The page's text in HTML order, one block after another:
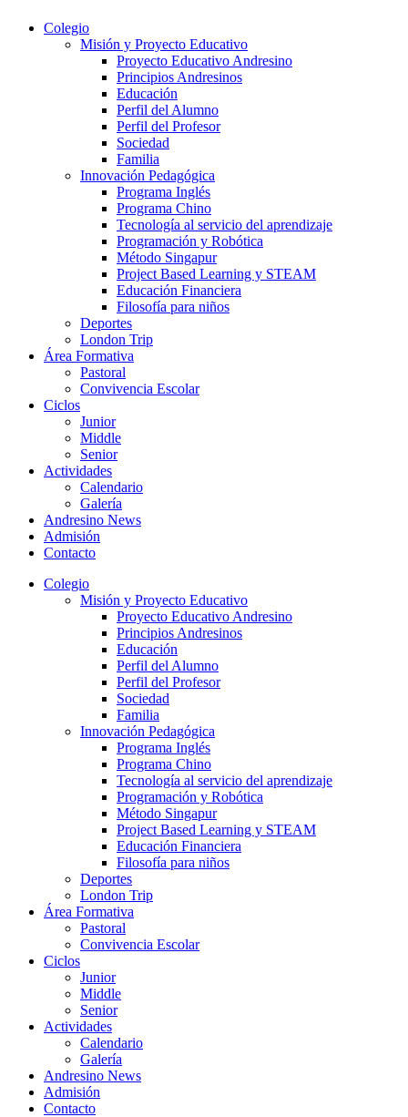
Colegio
Misión y Proyecto Educativo
Proyecto Educativo Andresino
Principios Andresinos
Educación
Perfil del Alumno
Perfil del Profesor
Sociedad
Familia
Innovación Pedagógica
Programa Inglés
Programa Chino
Tecnología al servicio del aprendizaje
Programación y Robótica
Método Singapur
Project Based Learning y STEAM
Educación Financiera
Filosofía para niños
Deportes
London Trip
Área Formativa
Pastoral
Convivencia Escolar
Ciclos
Junior
Middle
Senior
Actividades
Calendario
Galería
Andresino News
Admisión
Contacto
Colegio
Misión y Proyecto Educativo
Proyecto Educativo Andresino
Principios Andresinos
Educación
Perfil del Alumno
Perfil del Profesor
Sociedad
Familia
Innovación Pedagógica
Programa Inglés
Programa Chino
Tecnología al servicio del aprendizaje
Programación y Robótica
Método Singapur
Project Based Learning y STEAM
Educación Financiera
Filosofía para niños
Deportes
London Trip
Área Formativa
Pastoral
Convivencia Escolar
Ciclos
Junior
Middle
Senior
Actividades
Calendario
Galería
Andresino News
Admisión
Contacto